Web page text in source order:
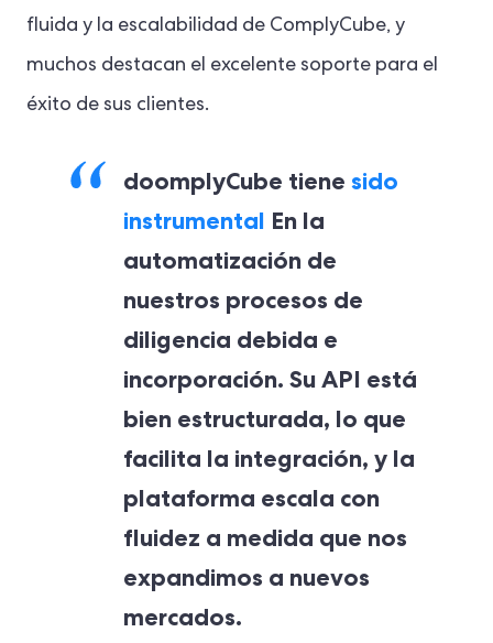
fluida y la escalabilidad de ComplyCube, y
muchos destacan el excelente soporte para el
éxito de sus clientes.
doomplyCube tiene sido
instrumental En la
automatización de
nuestros procesos de
diligencia debida e
incorporación. Su API está
bien estructurada, lo que
facilita la integración, y la
plataforma escala con
fluidez a medida que nos
expandimos a nuevos
mercados.